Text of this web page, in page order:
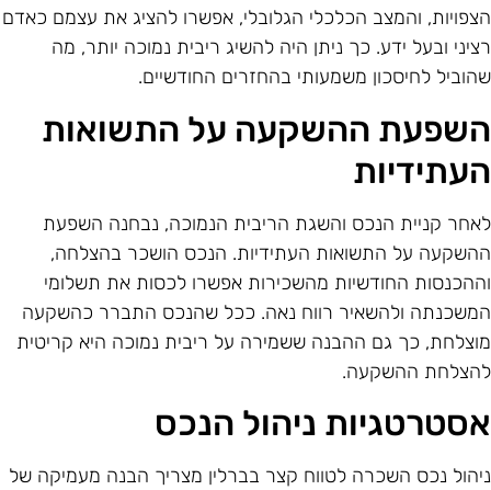
והמצב הכלכלי הגלובלי, אפשרו להציג את עצמם כאדם
ובעל ידע. כך ניתן היה להשיג ריבית נמוכה יותר, מה
לחיסכון משמעותי בהחזרים החודשיים.
ההשקעה על התשואות
קניית הנכס והשגת הריבית הנמוכה, נבחנה השפעת
על התשואות העתידיות. הנכס הושכר בהצלחה,
החודשיות מהשכירות אפשרו לכסות את תשלומי
ולהשאיר רווח נאה. ככל שהנכס התברר כהשקעה
כך גם ההבנה ששמירה על ריבית נמוכה היא קריטית
ההשקעה.
ניהול הנכס
נכס השכרה לטווח קצר בברלין מצריך הבנה מעמיקה של